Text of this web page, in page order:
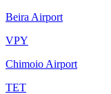
Beira Airport
VPY
Chimoio Airport
TET